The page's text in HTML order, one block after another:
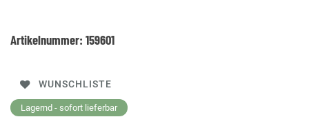
Artikelnummer: 159601
WUNSCHLISTE
Lagernd - sofort lieferbar